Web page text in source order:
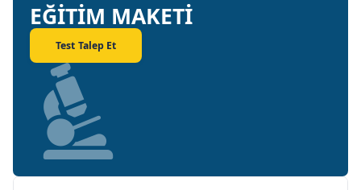
EĞİTİM MAKETİ
Test Talep Et